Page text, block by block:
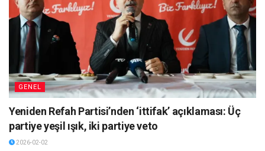
GENEL
Yeniden Refah Partisi’nden ‘ittifak’ açıklaması: Üç
partiye yeşil ışık, iki partiye veto
2026-02-02